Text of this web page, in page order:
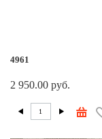
4961
2 950.00 руб.